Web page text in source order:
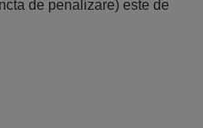
de penalizare) este de